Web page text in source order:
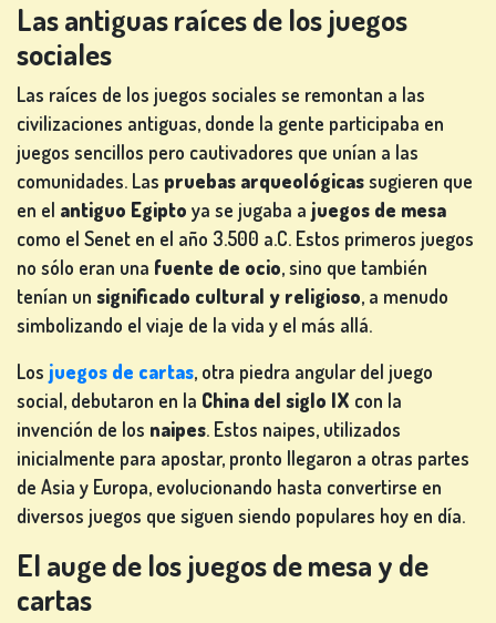
JUEGOS
DE
LOTERÍA
JUEGOS
DE
MESA
OTROS
JUEGOS
JUEGOS
Las antiguas raíces de los juegos
sociales
Las raíces de los juegos sociales se remontan a las
civilizaciones antiguas, donde la gente participaba en
juegos sencillos pero cautivadores que unían a las
comunidades. Las pruebas arqueológicassugieren que
en el antiguo Egipto ya se jugaba a juegos de mesa
como el Senet en el año 3.500 a.C. Estos primeros juegos
no sólo eran una fuente de ocio, sino que también
tenían un significado cultural y religioso, a menudo
simbolizando el viaje de la vida y el más allá.
Los juegos de cartas, otra piedra angular del juego
social, debutaron en la China del siglo IX con la
invención de los naipes. Estos naipes, utilizados
inicialmente para apostar, pronto llegaron a otras partes
de Asia y Europa, evolucionando hasta convertirse en
diversos juegos que siguen siendo populares hoy en día.
El auge de los juegos de mesa y de
cartas